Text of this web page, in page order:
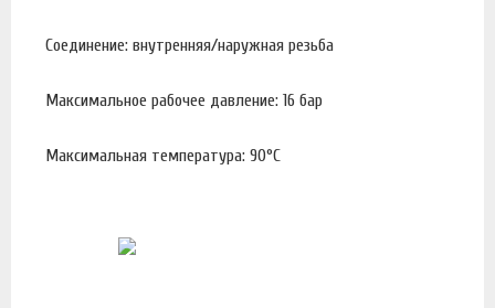
Соединение: внутренняя/наружная резьба
Максимальное рабочее давление: 16 бар
Максимальная температура: 90°С